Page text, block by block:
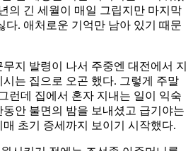
의 긴 세월이 매일 그립지만 마지막
다. 애처로운 기억만 남아 있기 때문
지 발령이 나서 주중엔 대전에서 지
는 집으로 오곤 했다. 그렇게 주말
런데 집에서 혼자 지내는 일이 익숙
안 불면의 밤을 보내셨고 급기야는
초기 증세까지 보이기 시작했다.